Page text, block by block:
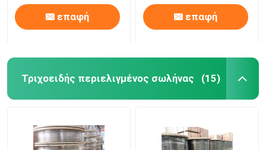
επαφή επαφή
Τριχοειδής περιελιγμένος σωλήνας (15)